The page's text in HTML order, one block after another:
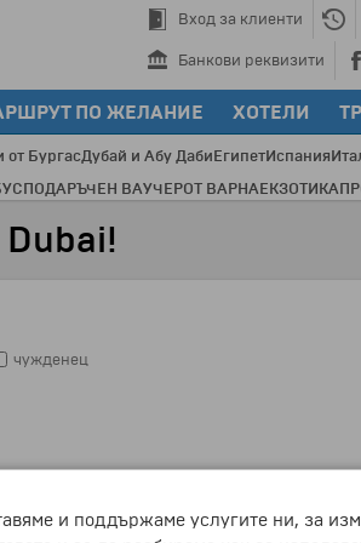
Вход за клиенти
Банкови реквизити
ПО ЖЕЛАНИЕ ХОТЕЛИ
от БургасДубай и Абу ДабиЕгипетИспания
ПОДАРЪЧЕН ВАУЧЕРОТ ВАРНАЕКЗОТИКА
чужденец
и поддържаме услугите ни, за